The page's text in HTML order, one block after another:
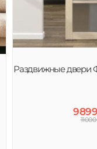
Раздвижные двери